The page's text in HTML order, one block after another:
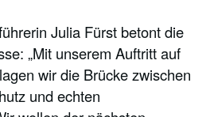
Julia Fürst betont die
„Mit unserem Auftritt auf
wir die Brücke zwischen
und echten